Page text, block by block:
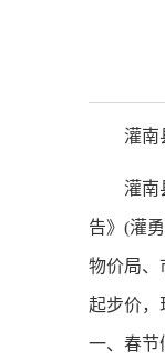
灌南
灌南
告》(灌
物价局、
起步价，
一、春节